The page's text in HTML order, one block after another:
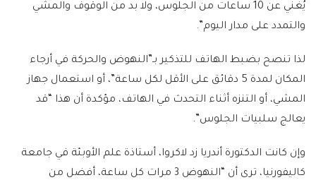
يُغني عن 10 ساعات من الجلوس، ولا بد من الوقوف والمشي
والتمدد على مدار اليوم”.
لذا تنصح بضبط الهاتف للتذكير بـ”النهوض والحركة في أرجاء
المكان لمدة 5 دقائق على الأقل لكل ساعة”، أو استعمال جهاز
المشي، أو التنزه أثناء التحدث في الهاتف، مؤكدة أن هذا “قد
يعالج سلبيات الجلوس”.
وإن كانت الدكتورة أندريا زد لاكروا، أستاذة علم الأوبئة في جامعة
كاليفورنيا، ترى أن “النهوض 3 مرات كل ساعة، أفضل من